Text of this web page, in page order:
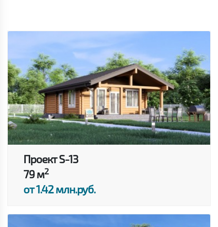
Проект S-13
79 м2
от 1.42 млн.руб.